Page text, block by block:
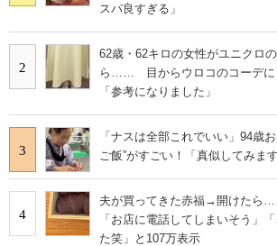
スパ良すぎる」
2
62歳・62キロの女性がユニクロ
ら…… 目からウロコのコーデに
「参考になりました」
3
「ナスは全部これでいい」94歳
ご飯”がすごい！「真似してみま
4
夫が買ってきた赤福→開けたら
「お店に電話してしまいそう」
た笑」と107万表示